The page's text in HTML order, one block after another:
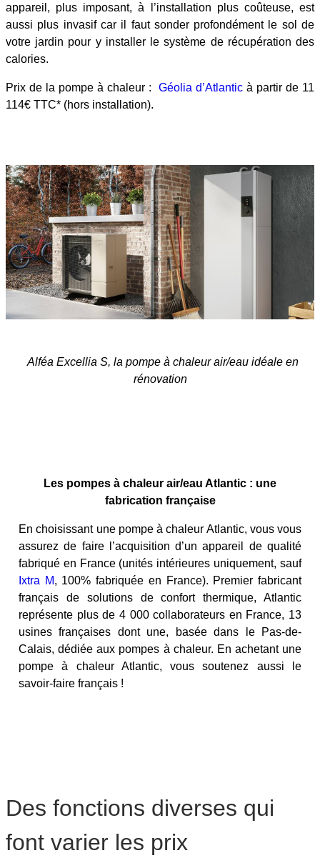
appareil, plus imposant, à l’installation plus coûteuse, est
aussi plus invasif car il faut sonder profondément le sol de
votre jardin pour y installer le système de récupération des
calories.
Prix de la pompe à chaleur : Géolia d’Atlantic à partir de 11
114€ TTC* (hors installation).
Alféa Excellia S, la pompe à chaleur air/eau idéale en
rénovation
Les pompes à chaleur air/eau Atlantic : une
fabrication française
En choisissant une pompe à chaleur Atlantic, vous vous
assurez de faire l’acquisition d’un appareil de qualité
fabriqué en France (unités intérieures uniquement, sauf
Ixtra M, 100% fabriquée en France). Premier fabricant
français de solutions de confort thermique, Atlantic
représente plus de 4 000 collaborateurs en France, 13
usines françaises dont une, basée dans le Pas-de-
Calais, dédiée aux pompes à chaleur. En achetant une
pompe à chaleur Atlantic, vous soutenez aussi le
savoir-faire français !
Des fonctions diverses qui
font varier les prix